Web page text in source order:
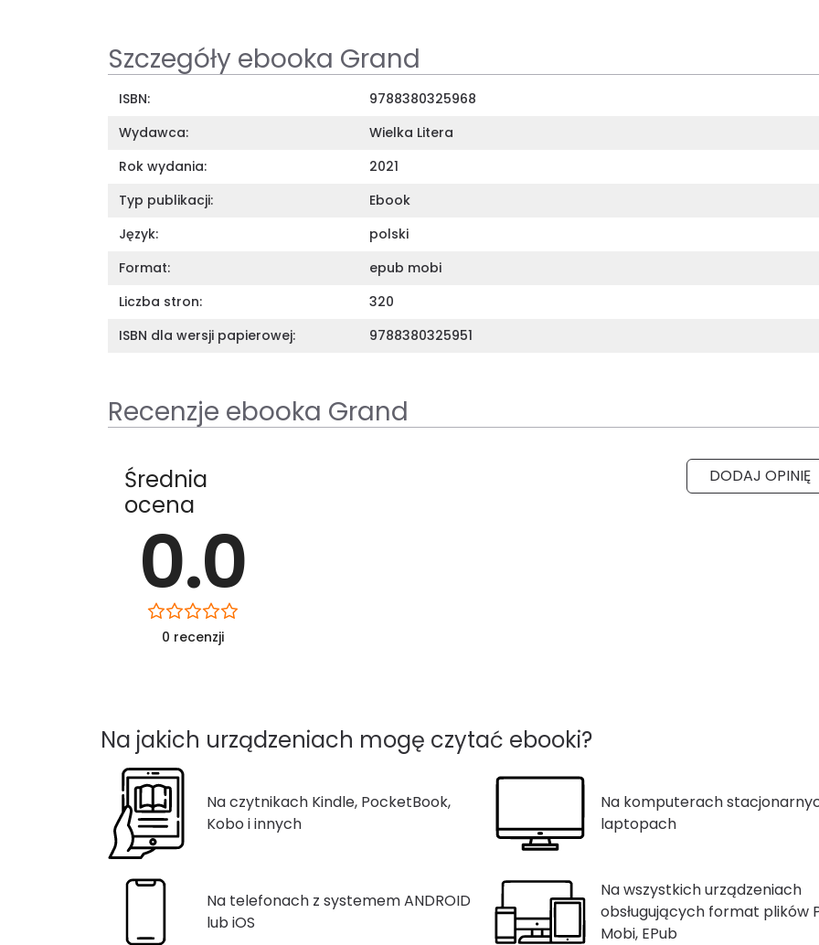
Szczegóły ebooka Grand
ISBN:
9788380325968
Wydawca:
Wielka Litera
Rok wydania:
2021
Typ publikacji:
Ebook
Język:
polski
Format:
epub mobi
Liczba stron:
320
ISBN dla wersji papierowej:
9788380325951
Recenzje ebooka Grand
Średnia
ocena
0.0
0 recenzji
DODAJ OPINIĘ
Na jakich urządzeniach mogę czytać ebooki?
Na czytnikach Kindle, PocketBook,
Kobo i innych
Na komputerach
laptopach
Na telefonach z systemem ANDROID
lub iOS
Na wszystkich urządzeniach
obsługujących format plików
Mobi, EPub